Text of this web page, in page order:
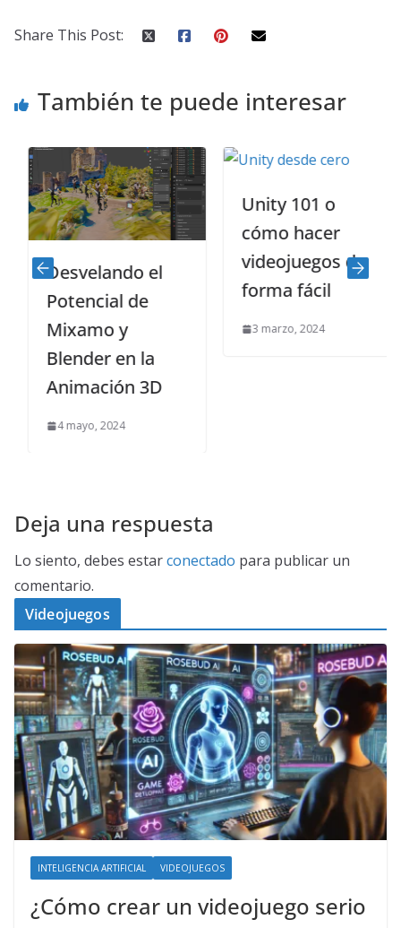
Share This Post:
También te puede interesar
Desvelando el
Potencial de
Mixamo y
Blender en la
Animación 3D
4 mayo, 2024
Unity 101 o
cómo hacer
videojuegos de
forma fácil
3 marzo, 2024
Deja una respuesta
Lo siento, debes estarconectado para publicar un
comentario.
Videojuegos
INTELIGENCIA ARTIFICIAL VIDEOJUEGOS
¿Cómo crear un videojuego serio